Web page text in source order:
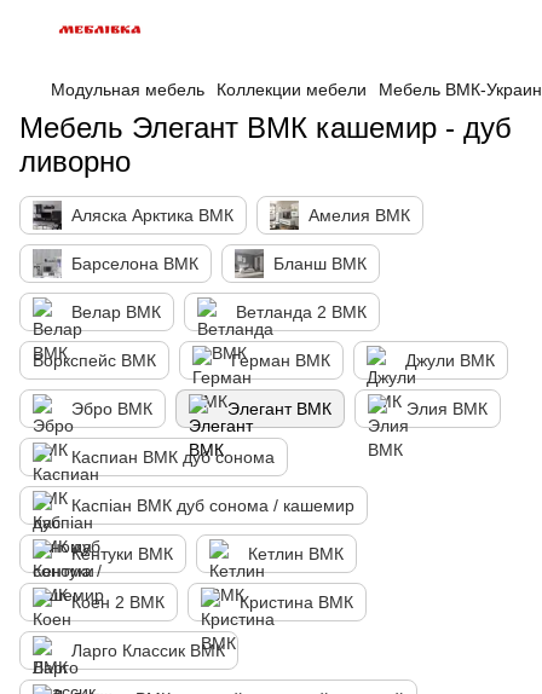
Модульная мебель Коллекции мебели Мебель ВМК-
Мебель Элегант ВМК кашемир - дуб
ливорно
Аляска Арктика ВМК Амелия ВМК
Барселона ВМК Бланш ВМК
Велар ВМК Ветланда 2 ВМК
Воркспейс ВМК Герман ВМК Джули ВМК
Эбро ВМК Элегант ВМК Элия ВМК
Каспиан ВМК дуб сонома
Каспіан ВМК дуб сонома / кашемир
Кентуки ВМК Кетлин ВМК
Коен 2 ВМК Кристина ВМК
Ларго Классик ВМК